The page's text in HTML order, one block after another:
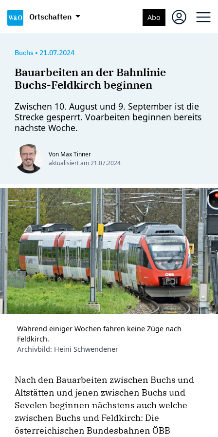
Ortschaften Abo
Buchs • 21.07.2024
Bauarbeiten an der Bahnlinie
Buchs-Feldkirch beginnen
Zwischen 10. August und 9. September ist die
Strecke gesperrt. Voarbeiten beginnen bereits
nächste Woche.
Von Max Tinner
aktualisiert am21.07.2024
Während einiger Wochen fahren keine Züge nach
Feldkirch.
Archivbild: Heini Schwendener
Nach den Bauarbeiten zwischen Buchs und
Altstätten und jenen zwischen Buchs und
Sevelen beginnen nächstens auch welche
zwischen Buchs und Feldkirch: Die
österreichischen Bundesbahnen ÖBB